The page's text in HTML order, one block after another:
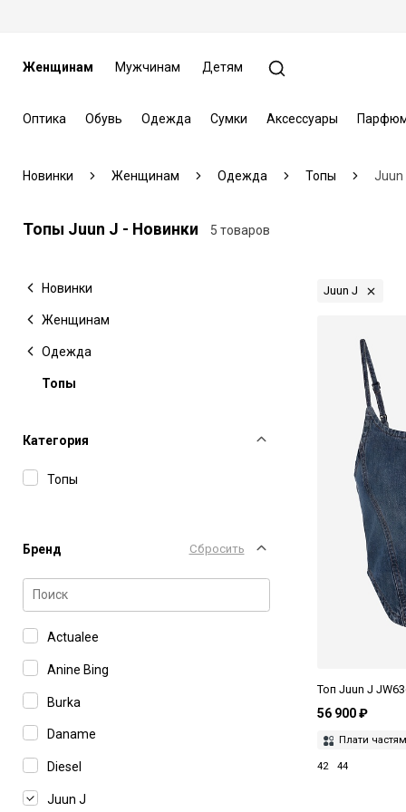
Женщинам Мужчинам Детям
Оптика Обувь Одежда Сумки Аксессуары
Новинки Женщинам Одежда Топы Juun
Топы Juun J - Новинки 5 товаров
Новинки
Женщинам
Одежда
Топы
Категория
Топы
Бренд Сбросить
Actualee
Anine Bing
Burka
Daname
Diesel
Juun J
Juun J
Топ Juun J
56 900 ₽
Плати
42 44